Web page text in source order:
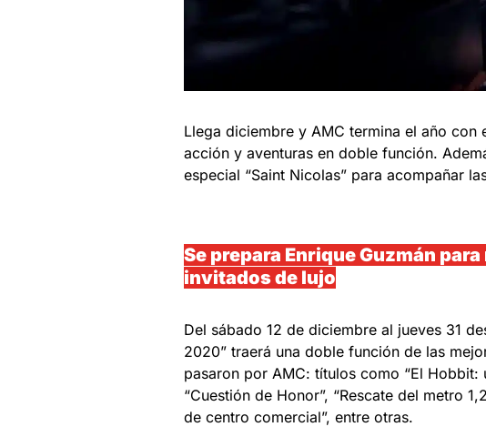
Llega diciembre y AMC termina el año
acción y aventuras en doble función.
especial “Saint Nicolas” para acompañar
Se prepara Enrique Guzmán
invitados de lujo
Del sábado 12 de diciembre al jueves 31
2020” traerá una doble función de las
pasaron por AMC: títulos como “El Hobbit:
“Cuestión de Honor”, “Rescate del metro
de centro comercial”, entre otras.